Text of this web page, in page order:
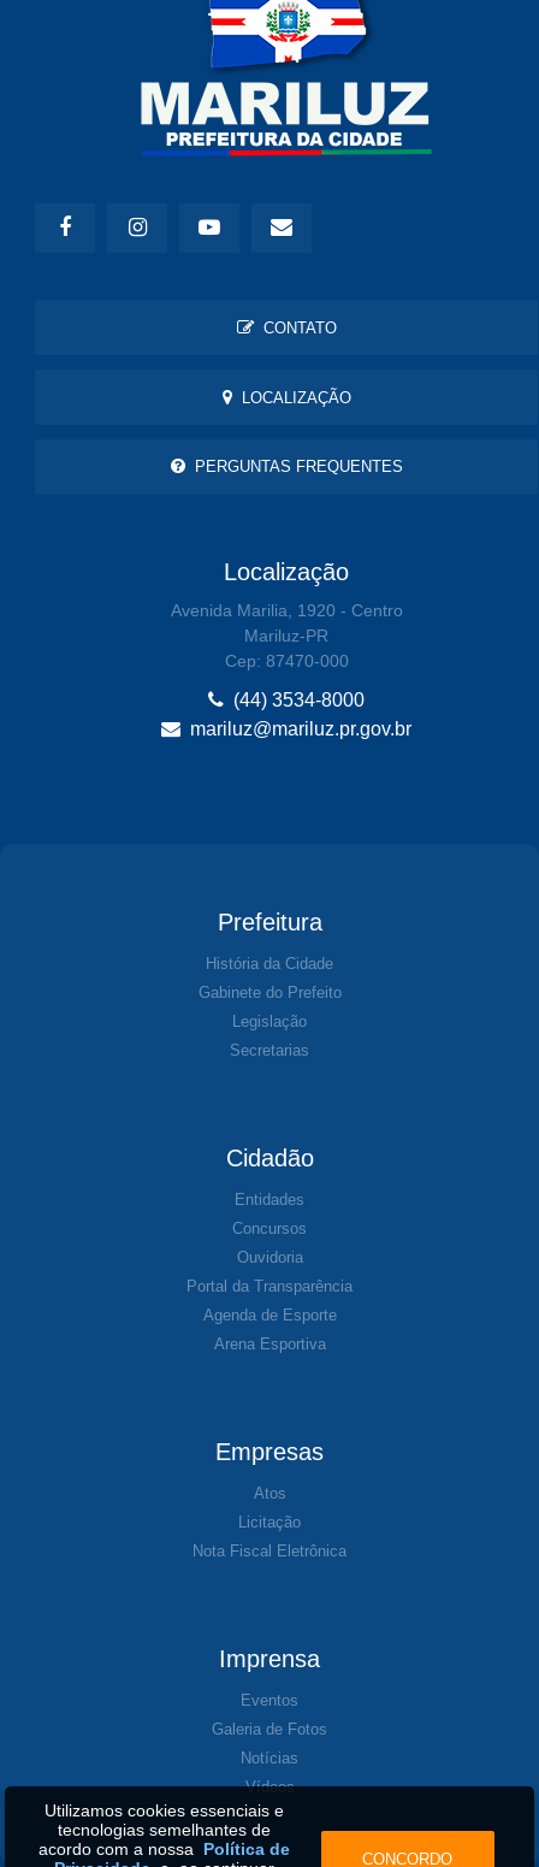
CONTATO
LOCALIZAÇÃO
PERGUNTAS FREQUENTES
Localização
Avenida Marilia, 1920 - Centro
Mariluz-PR
Cep: 87470-000
(44) 3534-8000
mariluz@mariluz.pr.gov.br
Prefeitura
História da Cidade
Gabinete do Prefeito
Legislação
Secretarias
Cidadão
Entidades
Concursos
Ouvidoria
Portal da Transparência
Agenda de Esporte
Arena Esportiva
Empresas
Atos
Licitação
Nota Fiscal Eletrônica
Imprensa
Eventos
Galeria de Fotos
Notícias
Vídeos
Utilizamos cookies essenciais e
tecnologias semelhantes de
acordo com a nossa Política de
CONCORDO